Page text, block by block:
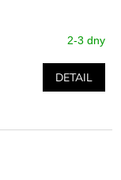
2-3 dny
DETAIL